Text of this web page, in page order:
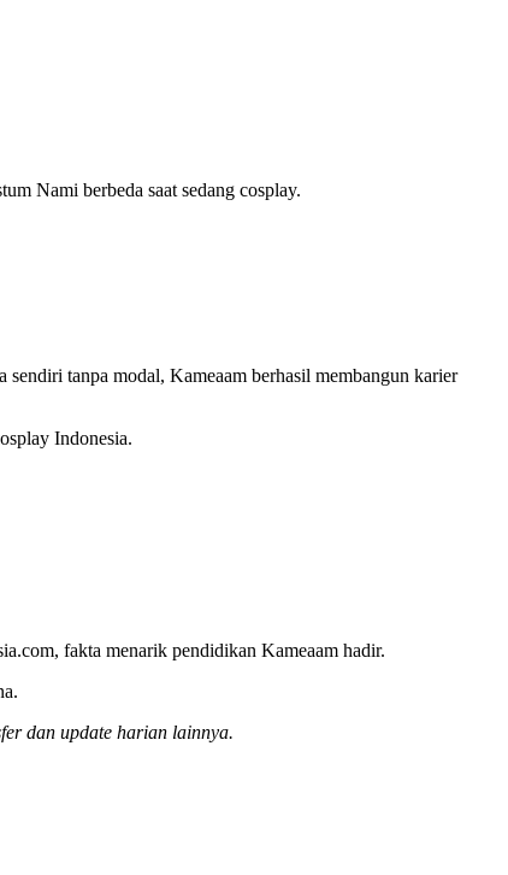
Nami berbeda saat sedang cosplay.
tanpa modal, Kameaam berhasil membangun karier
Indonesia.
fakta menarik pendidikan Kameaam hadir.
dan update harian lainnya.